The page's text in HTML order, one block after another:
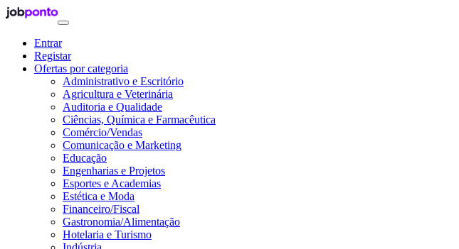
Entrar
Registar
Ofertas por categoria
Administrativo e Escritório
Agricultura e Veterinária
Auditoria e Qualidade
Ciências, Química e Farmacêutica
Comércio/Vendas
Comunicação e Marketing
Educação
Engenharias e Projetos
Esportes e Academias
Estética e Moda
Financeiro/Fiscal
Gastronomia/Alimentação
Hotelaria e Turismo